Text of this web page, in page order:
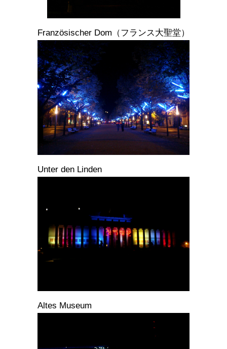
Französischer Dom（フランス大聖堂）
Unter den Linden
Altes Museum